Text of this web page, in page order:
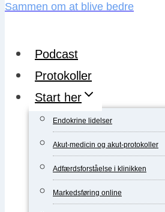
Sammen om at blive bedre
Podcast
Protokoller
Start her
Endokrine lidelser
Akut-medicin og akut-protokoller
Adfærdsforståelse i klinikken
Markedsføring online